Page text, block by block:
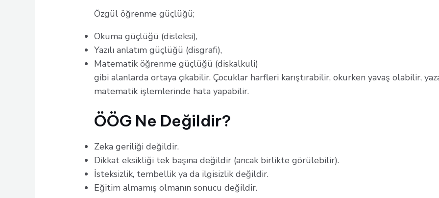
Özgül öğrenme güçlüğü;
Okuma güçlüğü (disleksi),
Yazılı anlatım güçlüğü (disgrafi),
Matematik öğrenme güçlüğü (diskalkuli)
gibi alanlarda ortaya çıkabilir. Çocuklar harfleri karıştırabilir, okurken yavaş olabilir,
matematik işlemlerinde hata yapabilir.
ÖÖG Ne Değildir?
Zeka geriliği değildir.
Dikkat eksikliği tek başına değildir (ancak birlikte görülebilir).
İsteksizlik, tembellik ya da ilgisizlik değildir.
Eğitim almamış olmanın sonucu değildir.